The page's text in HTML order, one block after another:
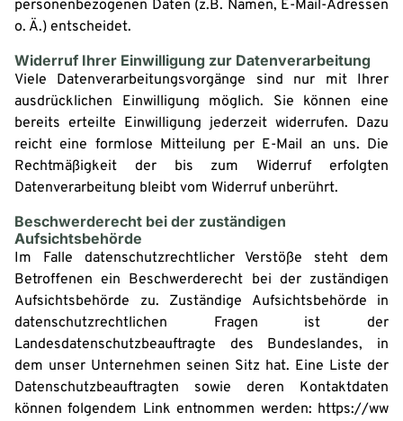
personenbezogenen Daten (z.B. Namen, E-Mail-Adressen
o. Ä.) entscheidet.
Widerruf Ihrer Einwilligung zur Datenverarbeitung
Viele Datenverarbeitungsvorgänge sind nur mit Ihrer
ausdrücklichen Einwilligung möglich. Sie können eine
bereits erteilte Einwilligung jederzeit widerrufen. Dazu
reicht eine formlose Mitteilung per E-Mail an uns. Die
Rechtmäßigkeit der bis zum Widerruf erfolgten
Datenverarbeitung bleibt vom Widerruf unberührt.
Beschwerderecht bei der zuständigen
Aufsichtsbehörde
Im Falle datenschutzrechtlicher Verstöße steht dem
Betroffenen ein Beschwerderecht bei der zuständigen
Aufsichtsbehörde zu. Zuständige Aufsichtsbehörde in
datenschutzrechtlichen Fragen ist der
Landesdatenschutzbeauftragte des Bundeslandes, in
dem unser Unternehmen seinen Sitz hat. Eine Liste der
Datenschutzbeauftragten sowie deren Kontaktdaten
können folgendem Link entnommen werden: https://ww